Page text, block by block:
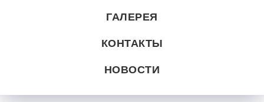
ГАЛЕРЕЯ
КОНТАКТЫ
НОВОСТИ